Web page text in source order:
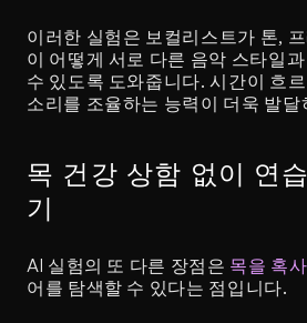
이러한 실험은 보컬리스트가 톤,
이 어떻게 서로 다른 음악 스타일
수 있도록 도와줍니다. 시간이 흐
소리를 조율하는 능력이 더욱 발달
목 건강 상함 없이 연
기
AI 실험의 또 다른 장점은 목을 혹
어를 탐색할 수 있다는 점입니다.